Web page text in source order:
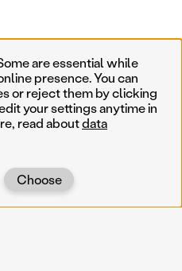
are essential while
presence. You can
or reject them by clicking
your settings anytime in
read aboutdata
Choose